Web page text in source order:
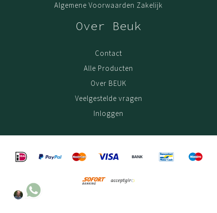
Algemene Voorwaarden Zakelijk
Over Beuk
Contact
Alle Producten
Over BEUK
Veelgestelde vragen
Inloggen